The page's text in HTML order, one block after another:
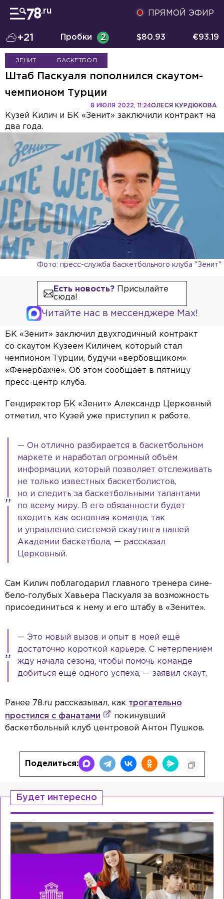
ПРЯМОЙ ЭФИР
+21 Пробки 2 $80.93 €93.19
ЗЕНИТ БАСКЕТБОЛ
Штаб Паскуаля пополнился скаутом-
чемпионом Турции
ОЛЕСЯ КУРДЮКОВА
8 ИЮЛЯ 2022, 11:24
Кузей Килич и БК «Зенит» заключили контракт на
два года.
Фото: пресс-служба баскетбольного клуба "Зенит"
Есть новость?Присылайте
сюда!
Читайте нас в мессенджере Max!
БК «Зенит» заключил двухгодичный контракт
со скаутом Кузеем Киличем, который стал
чемпионом Турции, будучи «вербовщиком»
«Фенербахче». Об этом сообщает в пятницу
пресс-центр клуба.
Гендиректор БК «Зенит» Александр Церковный
отметил, что Кузей уже приступил к работе.
— Он отлично разбирается в баскетбольном
маркете и наработал огромный объём
информации, который позволяет отслеживать
не только известных баскетболистов,
но и следить за баскетбольными талантами
по всему миру. В его обязанности будет
входить как основная команда, так
и управление системой скаутинга нашей
Академии баскетбола, — рассказал
Церковный.
Сам Килич поблагодарил главного тренера сине-
бело-голубых Хавьера Паскуаля за возможность
присоединиться к нему и его штабу в «Зените».
— Это новый вызов и опыт в моей ещё
достаточно короткой карьере. С нетерпением
жду начала сезона, чтобы помочь команде
добиться ещё одного успеха, — заявил скаут.
Ранее 78.ru рассказывал, как трогательно
простился с фанатами
покинувший
баскетбольный клуб центровой Антон Пушков.
Поделиться:
Будет интересно